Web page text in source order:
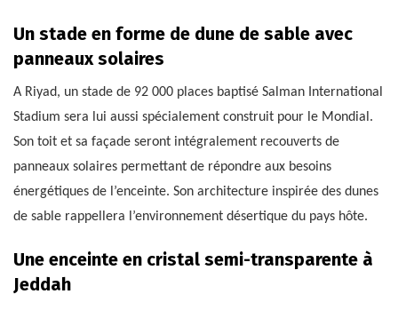
Un stade en forme de dune de sable avec
panneaux solaires
A Riyad, un stade de 92 000 places baptisé Salman International
Stadium sera lui aussi spécialement construit pour le Mondial.
Son toit et sa façade seront intégralement recouverts de
panneaux solaires permettant de répondre aux besoins
énergétiques de l’enceinte. Son architecture inspirée des dunes
de sable rappellera l’environnement désertique du pays hôte.
Une enceinte en cristal semi-transparente à
Jeddah